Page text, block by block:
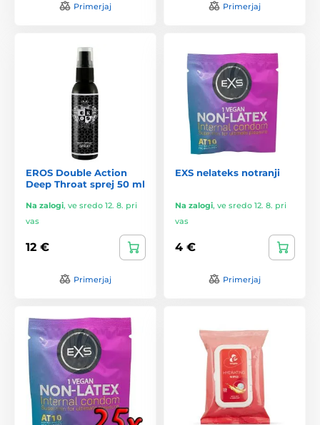
Primerjaj Primerjaj
EROS Double Action
Deep Throat sprej 50 ml
Na zalogi, ve sredo 12. 8. pri
vas
12 €
Primerjaj
EXS nelateks notranji
Na zalogi, ve sredo 12. 8. pri
vas
4 €
Primerjaj